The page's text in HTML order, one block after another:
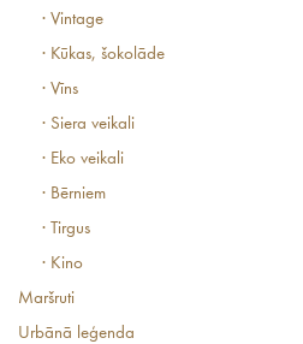
· Vintage
· Kūkas, šokolāde
· Vīns
· Siera veikali
· Eko veikali
· Bērniem
· Tirgus
· Kino
Maršruti
Urbānā leģenda